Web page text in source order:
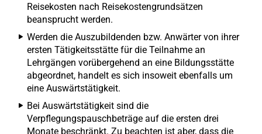
Reisekosten nach Reisekostengrundsätzen
beansprucht werden.
Werden die Auszubildenden bzw. Anwärter von ihrer
ersten Tätigkeitsstätte für die Teilnahme an
Lehrgängen vorübergehend an eine Bildungsstätte
abgeordnet, handelt es sich insoweit ebenfalls um
eine Auswärtstätigkeit.
Bei Auswärtstätigkeit sind die
Verpflegungspauschbeträge auf die ersten drei
Monate beschränkt. Zu beachten ist aber, dass die